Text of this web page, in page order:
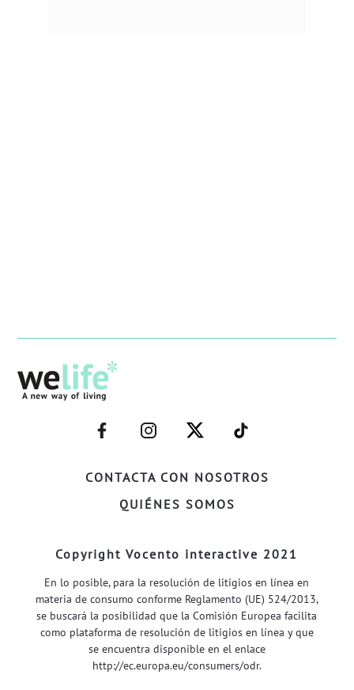
CONTACTA CON NOSOTROS
QUIÉNES SOMOS
–
FACEBOOK–
–
INSTAGRAM–
–
TWITTER–
–
WELIFE–
Copyright Vocento interactive 2021
En lo posible, para la resolución de litigios en línea en
materia de consumo conforme Reglamento (UE) 524/2013,
se buscará la posibilidad que la Comisión Europea facilita
como plataforma de resolución de litigios en línea y que
se encuentra disponible en el enlace
http://ec.europa.eu/consumers/odr.